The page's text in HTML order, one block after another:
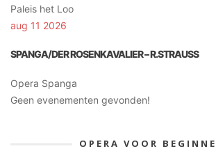
Paleis het Loo
aug 11 2026
SPANGA/DER ROSENKAVALIER – R.STRAUSS
Opera Spanga
Geen evenementen gevonden!
OPERA VOOR